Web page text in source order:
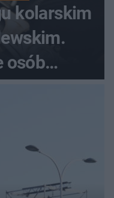
kolarskim
osób